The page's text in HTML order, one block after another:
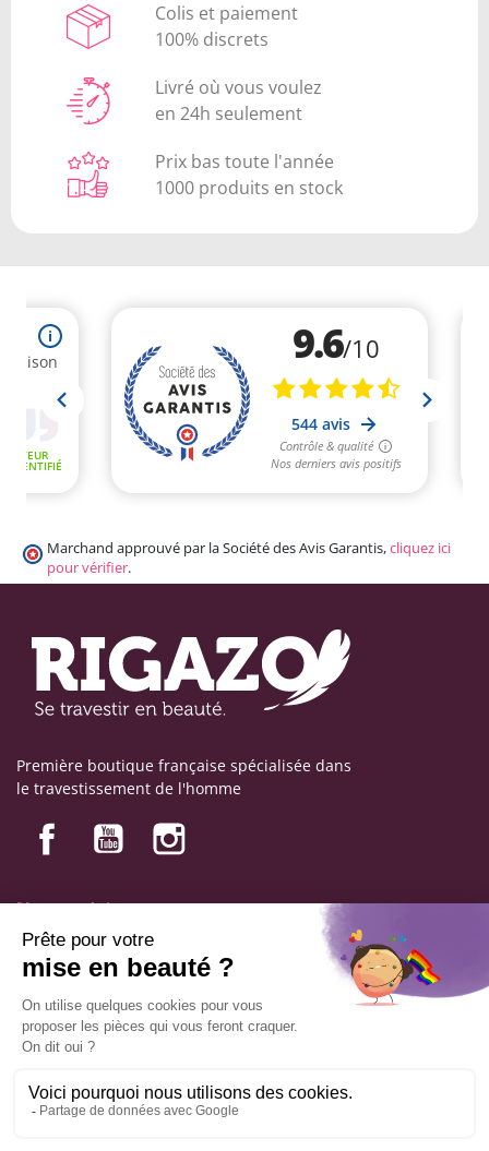
Colis et paiement
100% discrets
Livré où vous voulez
en 24h seulement
Prix bas toute l'année
1000 produits en stock
Marchand approuvé par la Société des Avis Garantis,cliquez ici
pour vérifier.
Première boutique française spécialisée dans
le travestissement de l'homme
Nos produits
Nos engagements
Informations
Mentions légales
© Copyright Labophyto
Tous droits réservés